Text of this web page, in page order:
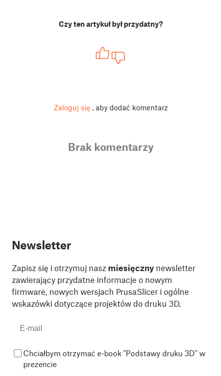
Czy ten artykuł był przydatny?
Zaloguj się , aby dodać komentarz
Brak komentarzy
Newsletter
Zapisz się i otrzymuj nasz miesięczny newsletter
zawierający przydatne informacje o nowym
firmware, nowych wersjach PrusaSlicer i ogólne
wskazówki dotyczące projektów do druku 3D.
Chciałbym otrzymać e-book "Podstawy druku 3D" w
prezencie